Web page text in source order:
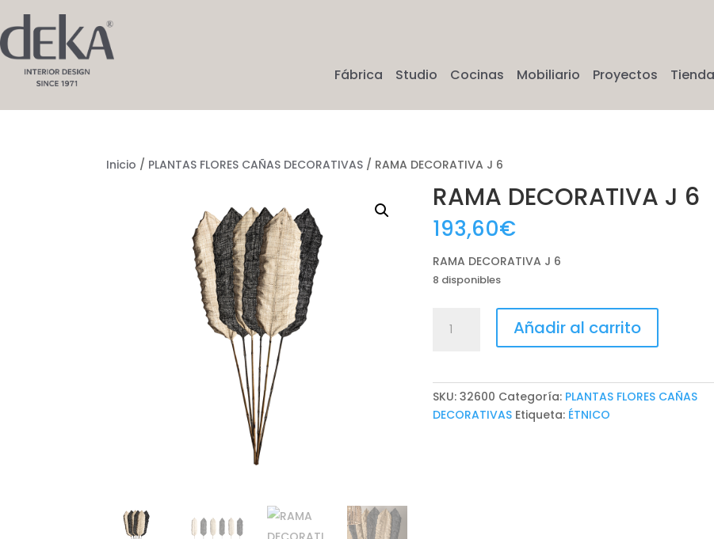
Fábrica Studio Cocinas Mobiliario Proyectos Tienda
Inicio / PLANTAS FLORES CAÑAS DECORATIVAS / RAMA DECORATIVA J 6
RAMA DECORATIVA J 6
193,60€
RAMA DECORATIVA J 6
8 disponibles
DECORATIVA
cantidad
Añadir al carrito
SKU:32600 Categoría: PLANTAS FLORES CAÑAS
DECORATIVAS Etiqueta: ÉTNICO